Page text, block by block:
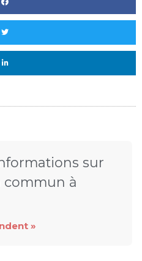
sur
commun à
»